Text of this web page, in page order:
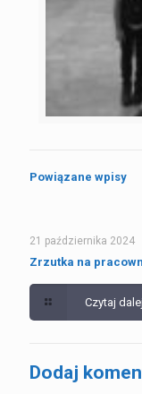
Powiązane wpisy
21 października 2024
Zrzutka na
Czytaj dalej
Dodaj